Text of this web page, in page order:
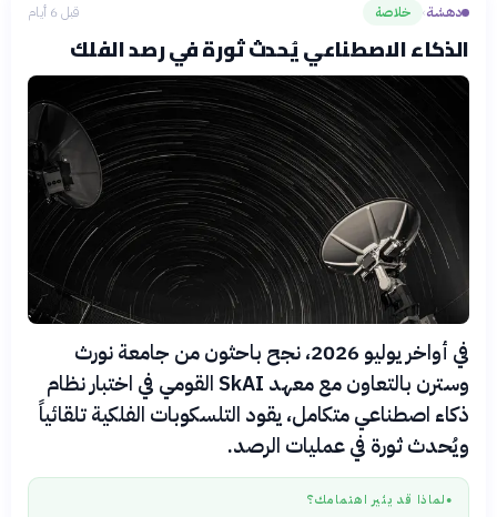
دهشة› خلاصة قبل 6 أيام
الذكاء الاصطناعي يُحدث ثورة في رصد الفلك
في أواخر يوليو 2026، نجح باحثون من جامعة نورث
وسترن بالتعاون مع معهد SkAI القومي في اختبار نظام
ذكاء اصطناعي متكامل، يقود التلسكوبات الفلكية تلقائياً
ويُحدث ثورة في عمليات الرصد.
● لماذا قد يثير اهتمامك؟